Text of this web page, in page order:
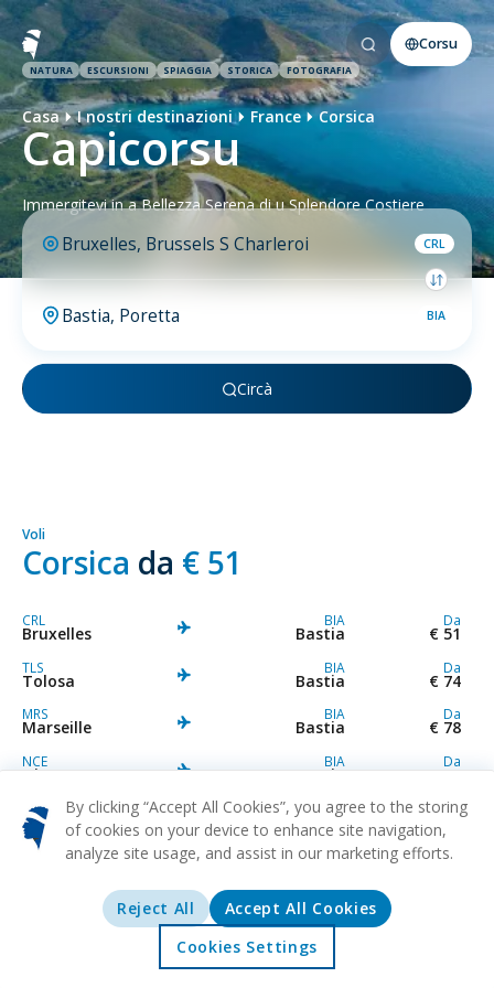
Offerte Esplurazione
Corsu
NATURA ESCURSIONI SPIAGGIA STORICA FOTOGRAFIA
Casa I nostri destinazioni France Corsica
Capicorsu
Immergitevi in a Bellezza Serena di u Splendore Costiere
CRL
BIA
Circà
Voli
Corsica da € 51
CRL
Bruxelles
BIA
Bastia
Da
€ 51
TLS
Tolosa
BIA
Bastia
Da
€ 74
MRS
Marseille
BIA
Bastia
Da
€ 78
NCE
Nizza
BIA
Bastia
Da
€ 80
CDG
Parigi
BIA
Bastia
Da
€ 89
ORY BIA Da
BIA
Bastia
Bastia
By clicking “Accept All Cookies”, you agree to the storing
of cookies on your device to enhance site navigation,
analyze site usage, and assist in our marketing efforts.
Reject All
Accept All Cookies
Cookies Settings